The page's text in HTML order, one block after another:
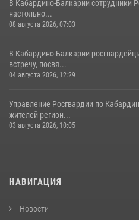
В Кабардино-Балкарии сотрудники
настольно...
08 августа 2026, 07:03
В Кабардино-Балкарии
встречу, посвя...
04 августа 2026, 12:29
Управление Росгвардии по
жителей регион...
03 августа 2026, 10:05
НАВИГАЦИЯ
Новости